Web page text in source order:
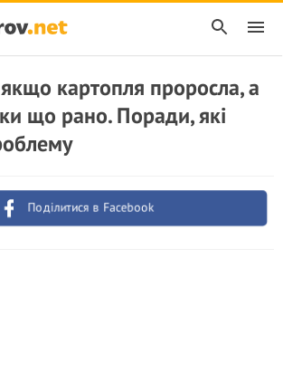
картопля проросла, а
що рано. Поради, які
Поділитися в Facebook